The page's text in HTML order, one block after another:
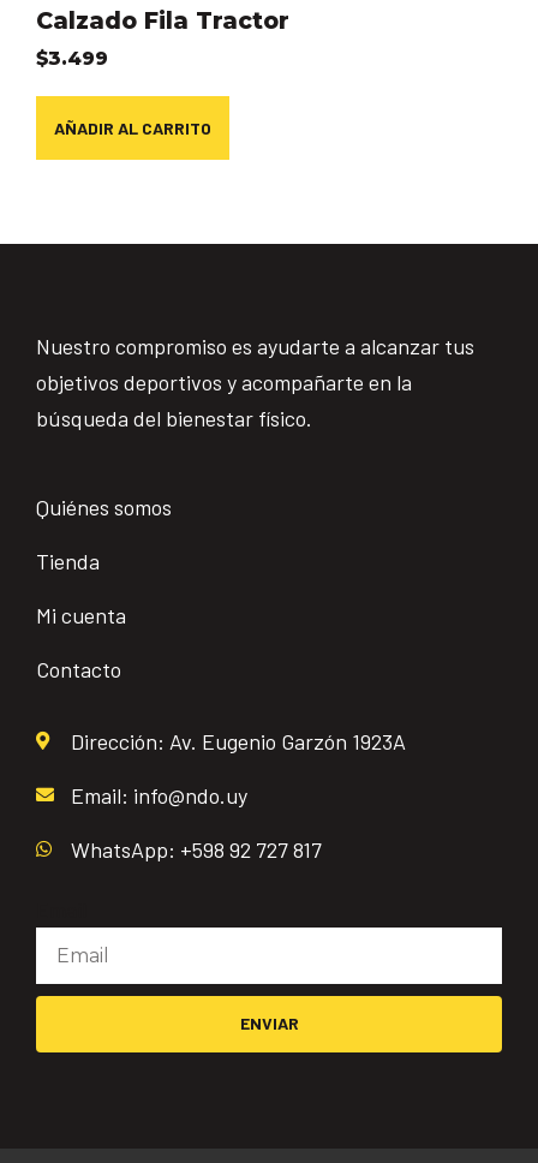
Calzado Fila Tractor
$3.499
AÑADIR AL CARRITO
Nuestro compromiso es ayudarte a alcanzar tus
objetivos deportivos y acompañarte en la
búsqueda del bienestar físico.
Quiénes somos
Tienda
Mi cuenta
Contacto
Dirección: Av. Eugenio Garzón 1923A
Email: info@ndo.uy
WhatsApp: +598 92 727 817
ENVIAR